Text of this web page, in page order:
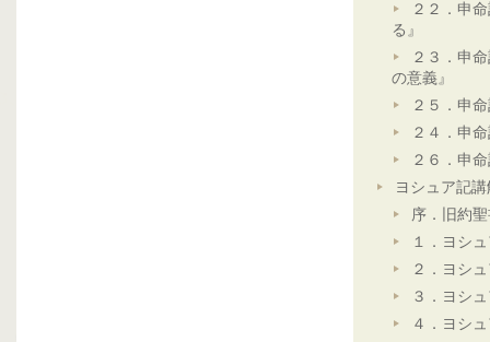
２２．申
る』
２３．申
の意義』
２５．申
２４．申
２６．申
ヨシュア記講
序．旧約
１．ヨシ
２．ヨシ
３．ヨシ
４．ヨシ